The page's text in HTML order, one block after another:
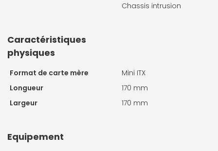
Chassis intrusion
Caractéristiques
physiques
Format de carte mère
Mini ITX
Longueur
170 mm
Largeur
170 mm
Equipement